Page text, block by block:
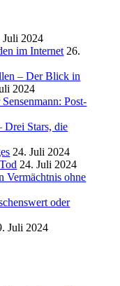
Juli 2024
im Internet 26.
– Der Blick in
2024
Post-
Drei Stars, die
24. Juli 2024
24. Juli 2024
Vermächtnis ohne
oder
Juli 2024